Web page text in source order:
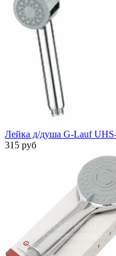
Лейка д/душа G-Lauf
315 руб